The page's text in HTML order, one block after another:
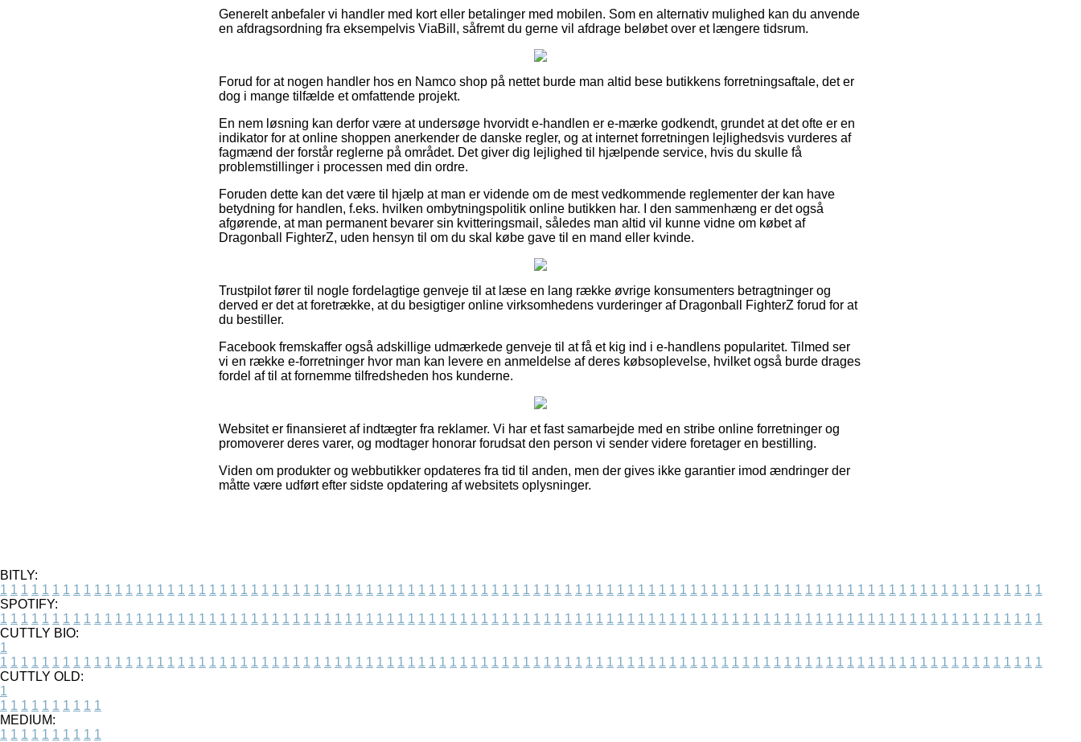
Generelt anbefaler vi handler med kort eller betalinger med mobilen. Som en alternativ mulighed kan du anvende
en afdragsordning fra eksempelvis ViaBill, såfremt du gerne vil afdrage beløbet over et længere tidsrum.
Forud for at nogen handler hos en Namco shop på nettet burde man altid bese butikkens forretningsaftale, det er
dog i mange tilfælde et omfattende projekt.
En nem løsning kan derfor være at undersøge hvorvidt e-handlen er e-mærke godkendt, grundet at det ofte er en
indikator for at online shoppen anerkender de danske regler, og at internet forretningen lejlighedsvis vurderes af
fagmænd der forstår reglerne på området. Det giver dig lejlighed til hjælpende service, hvis du skulle få
problemstillinger i processen med din ordre.
Foruden dette kan det være til hjælp at man er vidende om de mest vedkommende reglementer der kan have
betydning for handlen, f.eks. hvilken ombytningspolitik online butikken har. I den sammenhæng er det også
afgørende, at man permanent bevarer sin kvitteringsmail, således man altid vil kunne vidne om købet af
Dragonball FighterZ, uden hensyn til om du skal købe gave til en mand eller kvinde.
Trustpilot fører til nogle fordelagtige genveje til at læse en lang række øvrige konsumenters betragtninger og
derved er det at foretrække, at du besigtiger online virksomhedens vurderinger af Dragonball FighterZ forud for at
du bestiller.
Facebook fremskaffer også adskillige udmærkede genveje til at få et kig ind i e-handlens popularitet. Tilmed ser
vi en række e-forretninger hvor man kan levere en anmeldelse af deres købsoplevelse, hvilket også burde drages
fordel af til at fornemme tilfredsheden hos kunderne.
Websitet er finansieret af indtægter fra reklamer. Vi har et fast samarbejde med en stribe online forretninger og
promoverer deres varer, og modtager honorar forudsat den person vi sender videre foretager en bestilling.
Viden om produkter og webbutikker opdateres fra tid til anden, men der gives ikke garantier imod ændringer der
måtte være udført efter sidste opdatering af websitets oplysninger.
BITLY:
1 1 1 1 1 1 1 1 1 1 1 1 1 1 1 1 1 1 1 1 1 1 1 1 1 1 1 1 1 1 1 1 1 1 1 1 1 1 1 1 1 1 1 1 1 1 1 1 1 1 1 1 1 1 1 1 1 1 1 1 1 1 1 1 1 1 1 1 1 1 1 1 1 1 1 1 1 1 1 1 1 1 1 1 1 1 1 1 1 1 1 1 1 1 1 1 1 1 1 1
SPOTIFY:
1 1 1 1 1 1 1 1 1 1 1 1 1 1 1 1 1 1 1 1 1 1 1 1 1 1 1 1 1 1 1 1 1 1 1 1 1 1 1 1 1 1 1 1 1 1 1 1 1 1 1 1 1 1 1 1 1 1 1 1 1 1 1 1 1 1 1 1 1 1 1 1 1 1 1 1 1 1 1 1 1 1 1 1 1 1 1 1 1 1 1 1 1 1 1 1 1 1 1 1
CUTTLY BIO:
1
1 1 1 1 1 1 1 1 1 1 1 1 1 1 1 1 1 1 1 1 1 1 1 1 1 1 1 1 1 1 1 1 1 1 1 1 1 1 1 1 1 1 1 1 1 1 1 1 1 1 1 1 1 1 1 1 1 1 1 1 1 1 1 1 1 1 1 1 1 1 1 1 1 1 1 1 1 1 1 1 1 1 1 1 1 1 1 1 1 1 1 1 1 1 1 1 1 1 1 1
CUTTLY OLD:
1
1 1 1 1 1 1 1 1 1 1
MEDIUM:
1 1 1 1 1 1 1 1 1 1